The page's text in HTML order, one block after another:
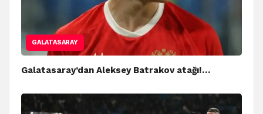
GALATASARAY
Galatasaray’dan Aleksey Batrakov atağı!…